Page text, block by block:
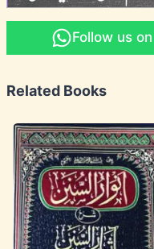
Follow us
Related Books